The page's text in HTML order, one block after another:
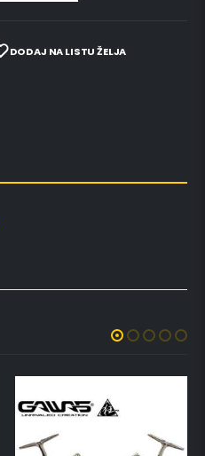
DODAJ NA LISTU ŽELJA